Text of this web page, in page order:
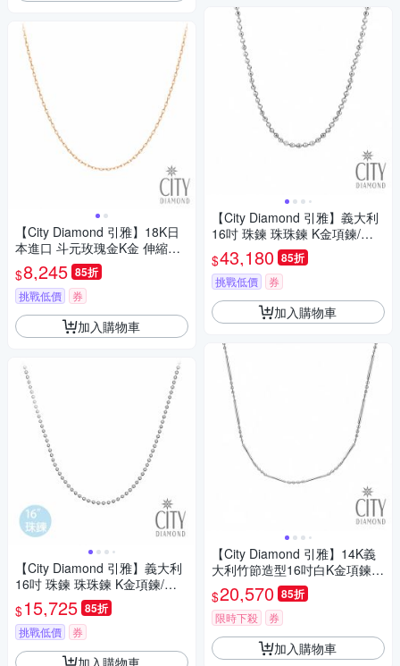
【City Diamond 引雅】18K日
本進口 斗元玫瑰金K金 伸縮項
鍊 16吋18吋可自由伸縮長短
(東京Yuki表參道系列)
$8,245 85折
挑戰低價 券
加入購物車
【City Diamond 引雅】義大利
16吋 珠鍊 珠珠鍊 K金項鍊/項
鏈(浮光流影系列)
$15,725 85折
挑戰低價 券
加入購物車
【City Diamond 引雅】義大利
16吋 珠鍊 珠珠鍊 K金項鍊/項
鏈(浮光流影系列)
$43,180 85折
挑戰低價 券
加入購物車
【City Diamond 引雅】14K義
大利竹節造型16吋白K金項鍊
(浮光流影系列)
$20,570 85折
限時下殺 券
加入購物車